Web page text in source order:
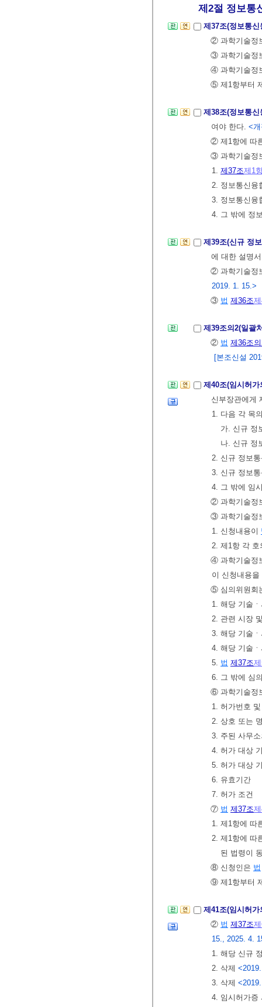
제2절 정보통신
제37조(정보통
② 과학기술정
③ 과학기술정
④ 과학기술정
⑤ 제1항부터
제38조(정보통
여야 한다. <
② 제1항에 따
③ 과학기술정
1. 제37조제1
2. 정보통신융
3. 정보통신융
4. 그 밖에 정
제39조(신규 정
에 대한 설명
② 과학기술정
2019. 1. 15.>
③ 법 제36조
제39조의2(일괄
② 법 제36조
[본조신설
제40조(임시허
신부장관에게
1. 다음 각 목
가. 신규 정
나. 신규 정
2. 신규 정보
3. 신규 정보
4. 그 밖에 임
② 과학기술정
③ 과학기술정
1. 신청내용이
2. 제1항 각 호
④ 과학기술정
이 신청내용
⑤ 심의위원회
1. 해당 기술
2. 관련 시장
3. 해당 기술
4. 해당 기술
5. 법 제37조
6. 그 밖에 심
⑥ 과학기술정
1. 허가번호
2. 상호 또는
3. 주된 사무
4. 허가 대상
5. 허가 대상
6. 유효기간
7. 허가 조건
⑦ 법 제37조
1. 제1항에 따
2. 제1항에 따
된 법령이
⑧ 신청인은 법
⑨ 제1항부터
제41조(임시허
② 법 제37조
15., 2025. 4.
1. 해당 신규
2. 삭제
3. 삭제
4. 임시허가증